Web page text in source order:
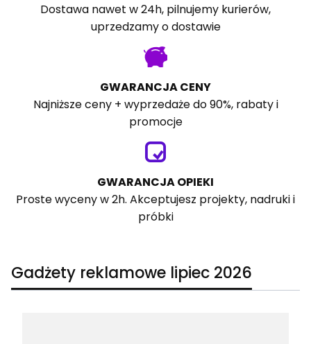
Dostawa nawet w 24h, pilnujemy kurierów,
uprzedzamy o dostawie
GWARANCJA CENY
Najniższe ceny + wyprzedaże do 90%, rabaty i
promocje
GWARANCJA OPIEKI
Proste wyceny w 2h. Akceptujesz projekty, nadruki i
próbki
Gadżety reklamowe lipiec 2026